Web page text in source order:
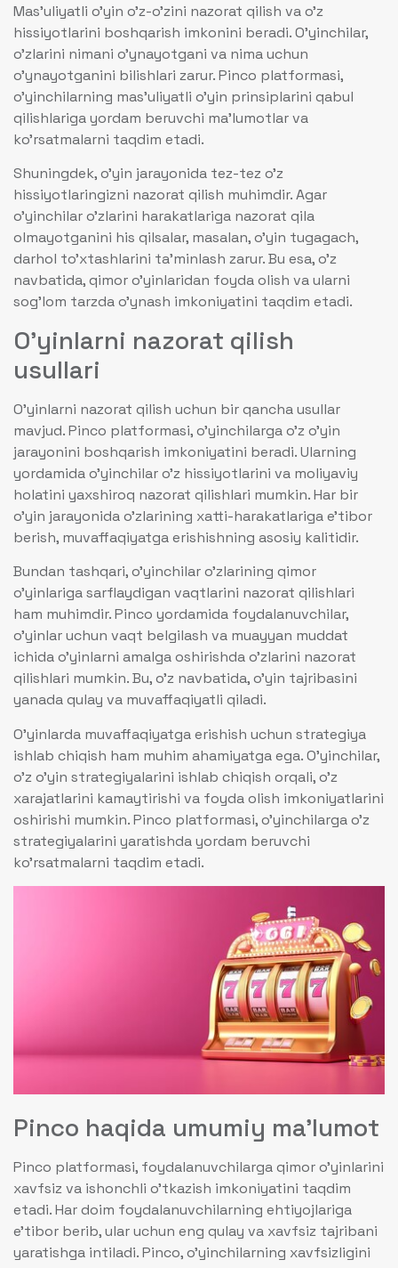
Mas’uliyatli o’yin o’z-o’zini nazorat qilish va o’z
hissiyotlarini boshqarish imkonini beradi. O’yinchilar,
o’zlarini nimani o’ynayotgani va nima uchun
o’ynayotganini bilishlari zarur. Pinco platformasi,
o’yinchilarning mas’uliyatli o’yin prinsiplarini qabul
qilishlariga yordam beruvchi ma’lumotlar va
ko’rsatmalarni taqdim etadi.
Shuningdek, o’yin jarayonida tez-tez o’z
hissiyotlaringizni nazorat qilish muhimdir. Agar
o’yinchilar o’zlarini harakatlariga nazorat qila
olmayotganini his qilsalar, masalan, o’yin tugagach,
darhol to’xtashlarini ta’minlash zarur. Bu esa, o’z
navbatida, qimor o’yinlaridan foyda olish va ularni
sog’lom tarzda o’ynash imkoniyatini taqdim etadi.
O’yinlarni nazorat qilish
usullari
O’yinlarni nazorat qilish uchun bir qancha usullar
mavjud. Pinco platformasi, o’yinchilarga o’z o’yin
jarayonini boshqarish imkoniyatini beradi. Ularning
yordamida o’yinchilar o’z hissiyotlarini va moliyaviy
holatini yaxshiroq nazorat qilishlari mumkin. Har bir
o’yin jarayonida o’zlarining xatti-harakatlariga e’tibor
berish, muvaffaqiyatga erishishning asosiy kalitidir.
Bundan tashqari, o’yinchilar o’zlarining qimor
o’yinlariga sarflaydigan vaqtlarini nazorat qilishlari
ham muhimdir. Pinco yordamida foydalanuvchilar,
o’yinlar uchun vaqt belgilash va muayyan muddat
ichida o’yinlarni amalga oshirishda o’zlarini nazorat
qilishlari mumkin. Bu, o’z navbatida, o’yin tajribasini
yanada qulay va muvaffaqiyatli qiladi.
O’yinlarda muvaffaqiyatga erishish uchun strategiya
ishlab chiqish ham muhim ahamiyatga ega. O’yinchilar,
o’z o’yin strategiyalarini ishlab chiqish orqali, o’z
xarajatlarini kamaytirishi va foyda olish imkoniyatlarini
oshirishi mumkin. Pinco platformasi, o’yinchilarga o’z
strategiyalarini yaratishda yordam beruvchi
ko’rsatmalarni taqdim etadi.
Pinco haqida umumiy ma’lumot
Pinco platformasi, foydalanuvchilarga qimor o’yinlarini
xavfsiz va ishonchli o’tkazish imkoniyatini taqdim
etadi. Har doim foydalanuvchilarning ehtiyojlariga
e’tibor berib, ular uchun eng qulay va xavfsiz tajribani
yaratishga intiladi. Pinco, o’yinchilarning xavfsizligini